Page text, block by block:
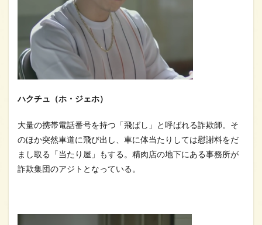
ハクチュ（ホ・ジェホ）
大量の携帯電話番号を持つ「飛ばし」と呼ばれる詐欺師。そ
のほか突然車道に飛び出し、車に体当たりしては慰謝料をだ
まし取る「当たり屋」もする。精肉店の地下にある事務所が
詐欺集団のアジトとなっている。